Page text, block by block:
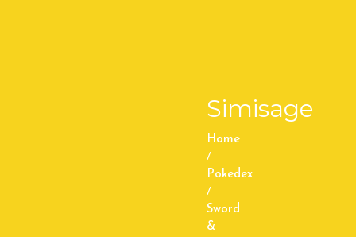
Simisage
Home
/
Pokedex
/
Sword
&